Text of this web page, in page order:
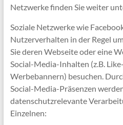
Netzwerke finden Sie weiter
Soziale Netzwerke wie
Nutzerverhalten in der Regel
Sie deren Webseite oder eine
Social-Media-Inhalten (z.B.
Werbebannern) besuchen.
Social-Media-Präsenzen
datenschutzrelevante
Einzelnen: